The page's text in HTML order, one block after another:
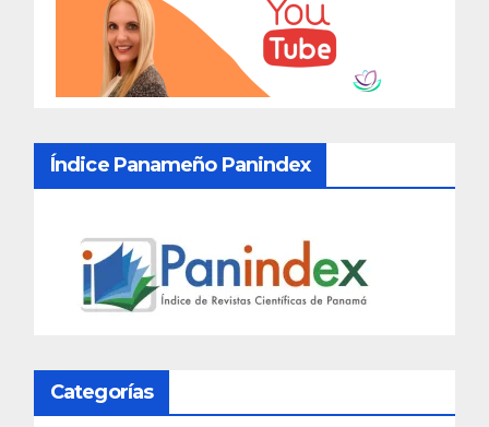
Índice Panameño Panindex
Categorías